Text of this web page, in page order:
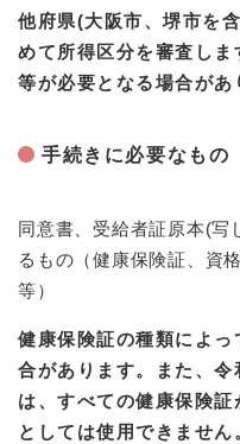
他府県(大阪市、堺市を
めて所得区分を審査し
等が必要となる場合があ
手続きに必要なもの
同意書、受給者証原本(写
るもの（健康保険証、資
等）
健康保険証の種類によ
合があります。また、
は、すべての健康保険
としては使用できません